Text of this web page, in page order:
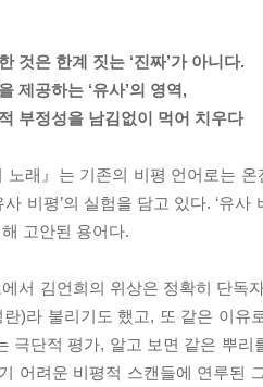
것은 한계 짓는 ‘진짜’가 아니다.
제공하는 ‘유사’의 영역,
부정성을 남김없이 먹어 치우다
노래』는 기존의 비평 언어로는
사 비평’의 실험을 담고 있다. ‘유
고안된 용어다.
서 김언희의 위상은 정확히 단독
란)라 불리기도 했고, 또 같은 이유
극단적 평가, 알고 보면 같은 뿌
어려운 비평적 스캔들에 연루된